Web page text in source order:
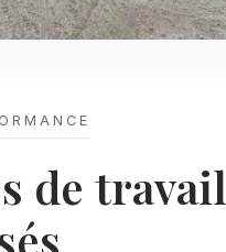
de travail